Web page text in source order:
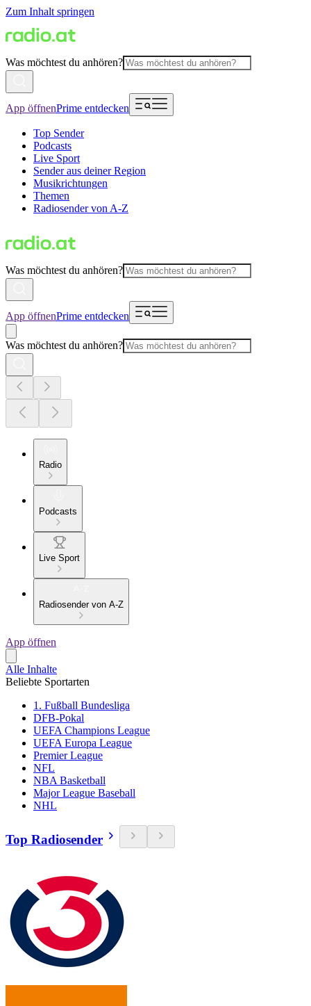
Zum Inhalt springen
Was möchtest du anhören?
App öffnenPrime entdecken
Top Sender
Podcasts
Live Sport
Sender aus deiner Region
Musikrichtungen
Themen
Radiosender von A-Z
Was möchtest du anhören?
App öffnenPrime entdecken
Was möchtest du anhören?
Radio
Podcasts
Live Sport
Radiosender von A-Z
App öffnen
Alle Inhalte
Beliebte Sportarten
1. Fußball Bundesliga
DFB-Pokal
UEFA Champions League
UEFA Europa League
Premier League
NFL
NBA Basketball
Major League Baseball
NHL
Top Radiosender